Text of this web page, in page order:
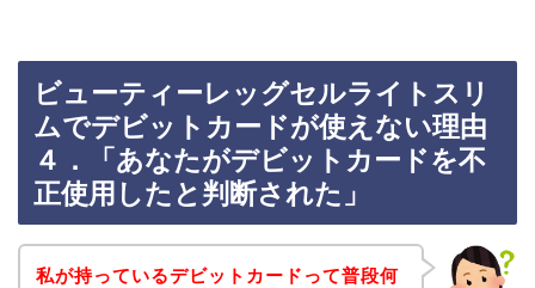
ビューティーレッグセルライトスリ
ムでデビットカードが使えない理由
４．「あなたがデビットカードを不
正使用したと判断された」
私が持っているデビットカードって普段何